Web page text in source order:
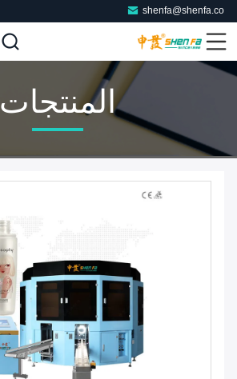
shenfa@shenfa.co
المنتجات